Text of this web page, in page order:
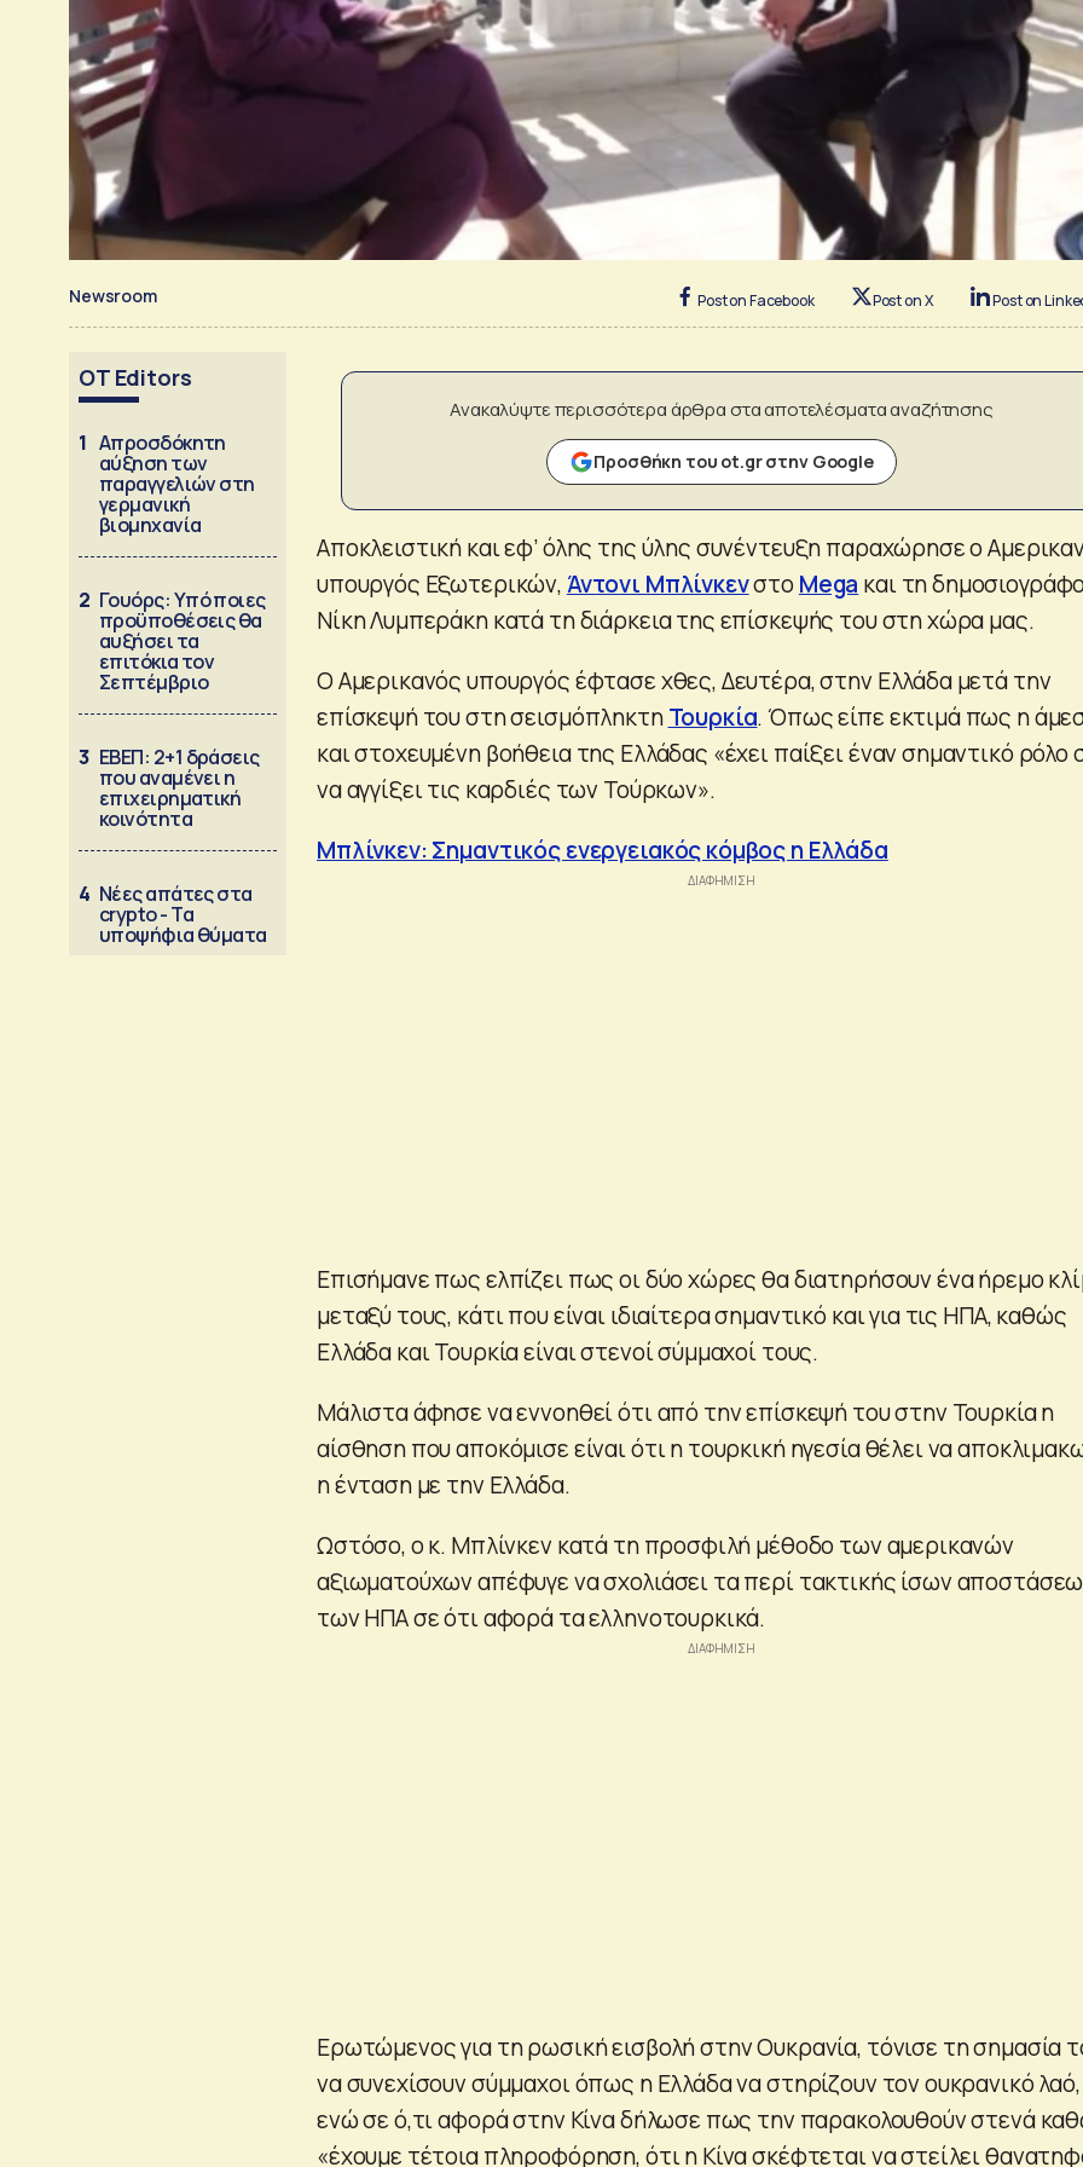
Newsroom Post on Facebook Post on X Post on
OT Editors
1 Απροσδόκητη
αύξηση των
παραγγελιών στη
γερμανική
βιομηχανία
2 Γουόρς: Υπό ποιες
προϋποθέσεις θα
αυξήσει τα
επιτόκια τον
Σεπτέμβριο
3 ΕΒΕΠ: 2+1 δράσεις
που αναμένει η
επιχειρηματική
κοινότητα
4 Νέες απάτες στα
crypto - Τα
υποψήφια θύματα
Ανακαλύψτε περισσότερα άρθρα στα αποτελέσματα αναζήτησης
Προσθήκη του ot.gr στην Google
Αποκλειστική και εφ’ όλης της ύλης συνέντευξη παραχώρησε ο
υπουργός Εξωτερικών,Άντονι ΜπλίνκενστοMega και τη
Νίκη Λυμπεράκη κατά τη διάρκεια της επίσκεψής του στη χώρα μας.
Ο Αμερικανός υπουργός έφτασε χθες, Δευτέρα, στην Ελλάδα μετά την
επίσκεψή του στη σεισμόπληκτηΤουρκία. Όπως είπε εκτιμά πως η
και στοχευμένη βοήθεια της Ελλάδας «έχει παίξει έναν σημαντικό ρόλο
να αγγίξει τις καρδιές των Τούρκων».
Μπλίνκεν: Σημαντικός ενεργειακός κόμβος η Ελλάδα
Επισήμανε πως ελπίζει πως οι δύο χώρες θα διατηρήσουν ένα ήρεμο
μεταξύ τους, κάτι που είναι ιδιαίτερα σημαντικό και για τις ΗΠΑ, καθώς
Ελλάδα και Τουρκία είναι στενοί σύμμαχοί τους.
Μάλιστα άφησε να εννοηθεί ότι από την επίσκεψή του στην Τουρκία η
αίσθηση που αποκόμισε είναι ότι η τουρκική ηγεσία θέλει να
η ένταση με την Ελλάδα.
Ωστόσο, ο κ. Μπλίνκεν κατά τη προσφιλή μέθοδο των αμερικανών
αξιωματούχων απέφυγε να σχολιάσει τα περί τακτικής ίσων
των ΗΠΑ σε ότι αφορά τα ελληνοτουρκικά.
Ερωτώμενος για τη ρωσική εισβολή στην Ουκρανία, τόνισε τη σημασία
να συνεχίσουν σύμμαχοι όπως η Ελλάδα να στηρίζουν τον ουκρανικό λαό,
ενώ σε ό,τι αφορά στην Κίνα δήλωσε πως την παρακολουθούν στενά
«έχουμε τέτοια πληροφόρηση, ότι η Κίνα σκέφτεται να στείλει